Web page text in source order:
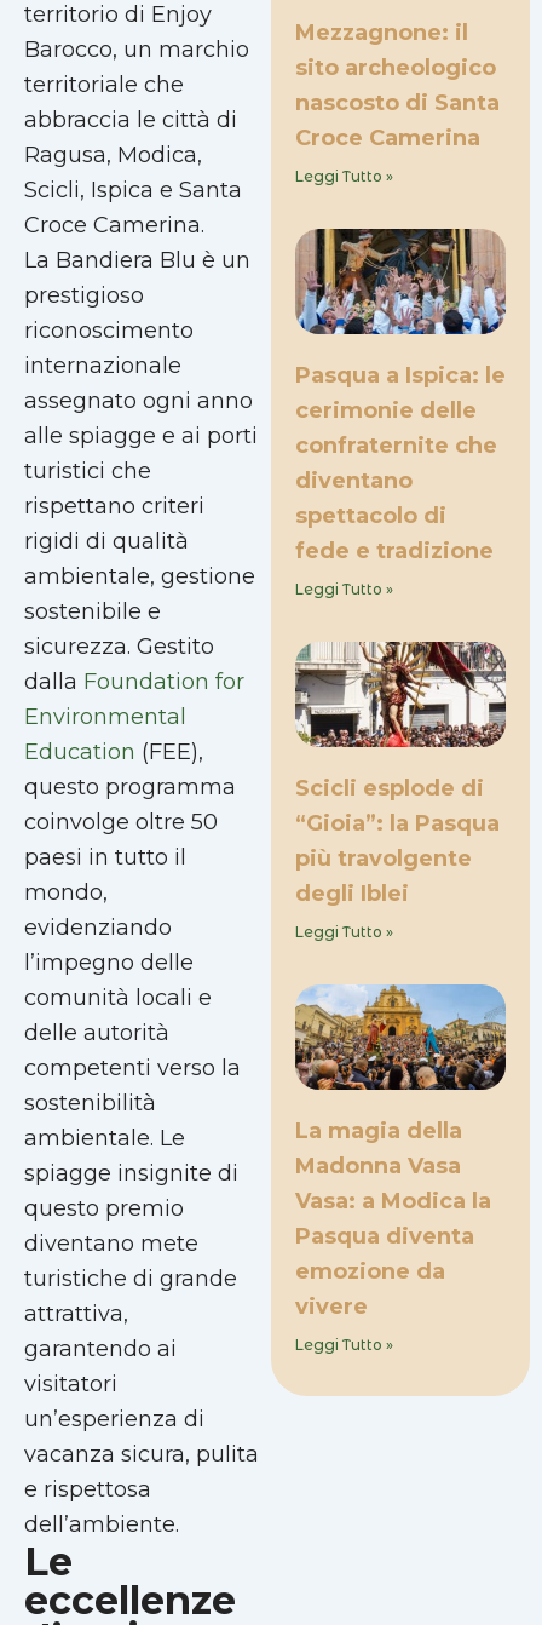
territorio di Enjoy
Barocco, un marchio
territoriale che
abbraccia le città di
Ragusa, Modica,
Scicli, Ispica e Santa
Croce Camerina.
La Bandiera Blu è un
prestigioso
riconoscimento
internazionale
assegnato ogni anno
alle spiagge e ai porti
turistici che
rispettano criteri
rigidi di qualità
ambientale, gestione
sostenibile e
sicurezza. Gestito
dalla Foundation for
Environmental
Education (FEE),
questo programma
coinvolge oltre 50
paesi in tutto il
mondo,
evidenziando
l’impegno delle
comunità locali e
delle autorità
competenti verso la
sostenibilità
ambientale. Le
spiagge insignite di
questo premio
diventano mete
turistiche di grande
attrattiva,
garantendo ai
visitatori
un’esperienza di
vacanza sicura, pulita
e rispettosa
dell’ambiente.
Le
eccellenze
Mezzagnone: il
sito archeologico
nascosto di Santa
Croce Camerina
Leggi Tutto »
Pasqua a Ispica: le
cerimonie delle
confraternite che
diventano
spettacolo di
fede e tradizione
Leggi Tutto »
Scicli esplode di
“Gioia”: la Pasqua
più travolgente
degli Iblei
Leggi Tutto »
La magia della
Madonna Vasa
Vasa: a Modica la
Pasqua diventa
emozione da
vivere
Leggi Tutto »